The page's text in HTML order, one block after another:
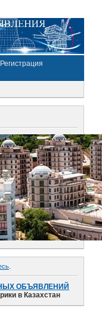
Регистрация
ОБЪЯВЛЕНИЙ
в Казахстан